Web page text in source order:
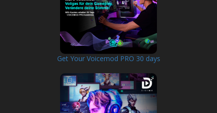
Get Your Voicemod PRO 30 days